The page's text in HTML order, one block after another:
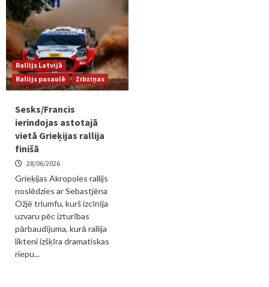
Rallijs Latvijā
Rallijs pasaulē
Zibziņas
Sesks/Francis
ierindojas astotajā
vietā Grieķijas rallija
finišā
28/06/2026
Grieķijas Akropoles rallijs
noslēdzies ar Sebastjēna
Ožjē triumfu, kurš izcīnīja
uzvaru pēc izturības
pārbaudījuma, kurā rallija
likteni izšķīra dramatiskas
riepu...